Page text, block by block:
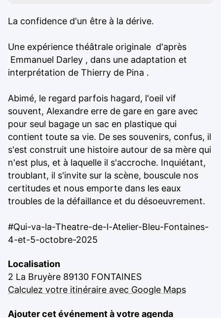
La confidence d'un être à la dérive.
Une expérience théâtrale originale d'après
Emmanuel Darley , dans une adaptation et
interprétation de Thierry de Pina .
Abimé, le regard parfois hagard, l'oeil vif
souvent, Alexandre erre de gare en gare avec
pour seul bagage un sac en plastique qui
contient toute sa vie. De ses souvenirs, confus, il
s'est construit une histoire autour de sa mère qui
n'est plus, et à laquelle il s'accroche. Inquiétant,
troublant, il s'invite sur la scène, bouscule nos
certitudes et nous emporte dans les eaux
troubles de la défaillance et du désoeuvrement.
#Qui-va-la-Theatre-de-l-Atelier-Bleu-Fontaines-
4-et-5-octobre-2025
Localisation
2 La Bruyère 89130 FONTAINES
Calculez votre itinéraire avec Google Maps
Ajouter cet événement à votre agenda